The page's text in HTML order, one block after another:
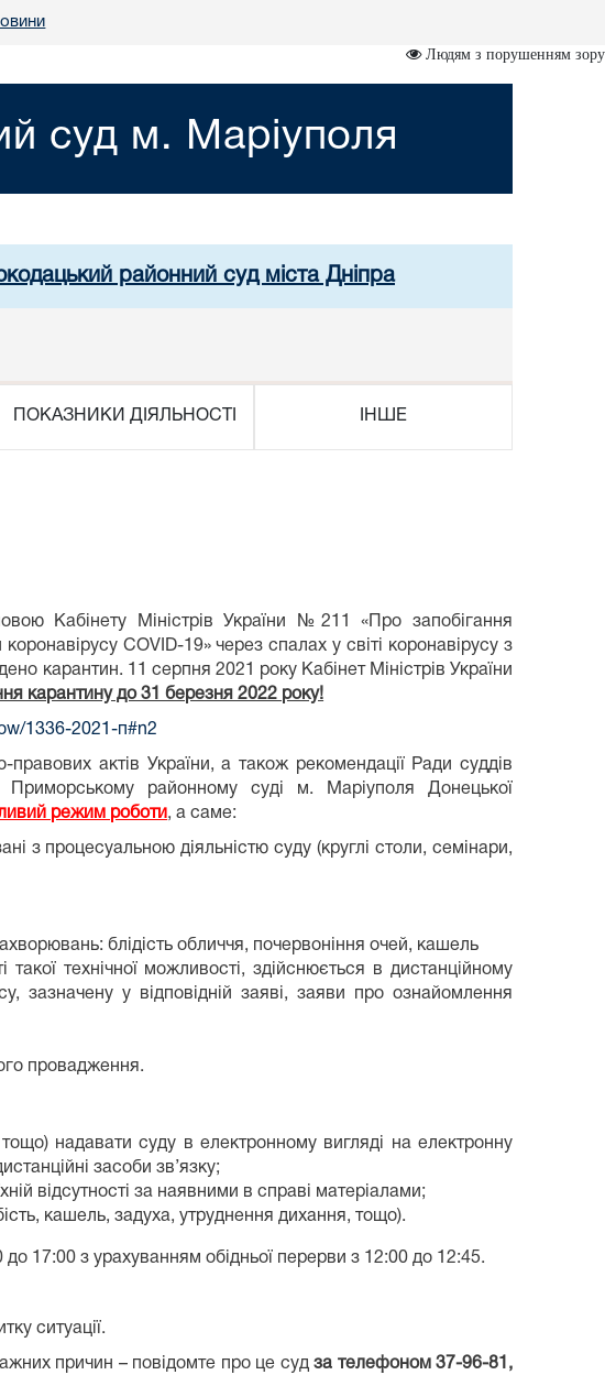
Людям з порушенням зору
суд м. Маріуполя
районний суд міста Дніпра
ПОКАЗНИКИ ДІЯЛЬНОСТІ ІНШЕ
Кабінету Міністрів України №211 «Про запобігання
COVID-19» через спалах у світі коронавірусу з
карантин. 11 серпня 2021 року Кабінет Міністрів України
карантину до 31 березня 2022 року!
1336-2021-п#n2
актів України, а також рекомендації Ради суддів
районному суді м. Маріуполя Донецької
режим роботи, а саме:
з процесуальною діяльністю суду (круглі столи, семінари,
блідість обличчя, почервоніння очей, кашель
технічної можливості, здійснюється в дистанційному
зазначену у відповідній заяві, заяви про ознайомлення
провадження.
надавати суду в електронному вигляді на електронну
засоби зв’язку;
відсутності за наявними в справі матеріалами;
кашель, задуха, утруднення дихання, тощо).
17:00 з урахуванням обідньої перерви з 12:00 до 12:45.
ситуації.
причин – повідомте про це судза телефоном 37-96-81,